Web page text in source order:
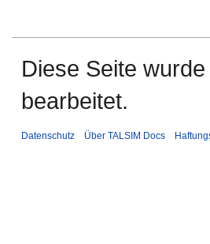
Diese Seite
bearbeitet.
Datenschutz Über TALSIM Docs